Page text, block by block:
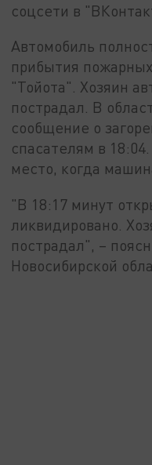
соцсети в
Автомобиль
прибытия
"Тойота". Хозяин
пострадал. В
сообщение о
спасателям в
место, когда
"В 18:17 минут
ликвидировано.
пострадал", –
Новосибирской